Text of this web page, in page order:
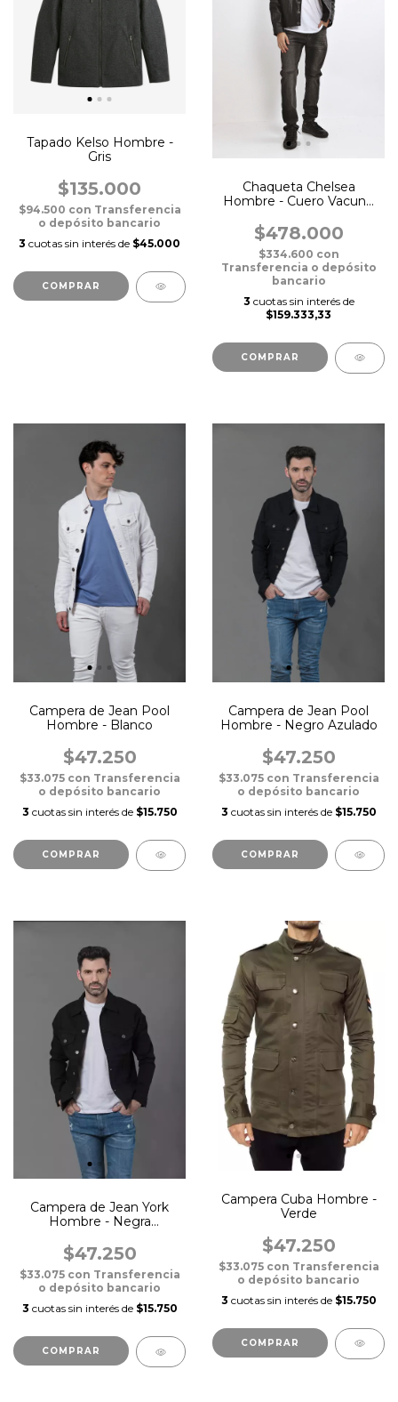
Tapado Kelso Hombre -
Gris
$135.000
$94.500 con Transferencia
o depósito bancario
3 cuotas sin interés de $45.000
COMPRAR
Chaqueta Chelsea
Hombre - Cuero Vacuno
$478.000
$334.600 con
Transferencia o depósito
bancario
3 cuotas sin interés de
$159.333,33
COMPRAR
Campera de Jean Pool
Hombre - Blanco
$47.250
$33.075 con Transferencia
o depósito bancario
3 cuotas sin interés de $15.750
COMPRAR
Campera de Jean Pool
Hombre - Negro Azulado
$47.250
$33.075 con Transferencia
o depósito bancario
3 cuotas sin interés de $15.750
COMPRAR
Campera de Jean York
Hombre - Negra
$47.250
$33.075 con Transferencia
o depósito bancario
3 cuotas sin interés de $15.750
COMPRAR
Campera Cuba Hombre -
Verde
$47.250
$33.075 con Transferencia
o depósito bancario
3 cuotas sin interés de $15.750
COMPRAR